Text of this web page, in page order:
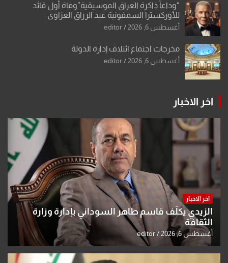
“وداعاً ذاكرة العراق الموسيقية”وفاة أول قائد
للأوركسترا السمفونية عبد الرزاق العزاوي
أغسطس 6, 2026 editor
مخرجات اجتماع ائتلاف إدارة الدولة
أغسطس 6, 2026 editor
اخر الاخبار
اخر الاخبار
الزيدي يكلّف قاسم طاهر السوداني بإدارة وزارة
الثقافة
أغسطس 6, 2026 editor